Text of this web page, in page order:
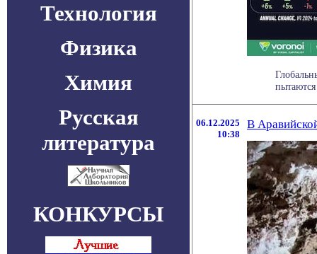
Технология
Физика
Химия
Русская
литература
КОНКУРСЫ
06.12.2025
10:38
В